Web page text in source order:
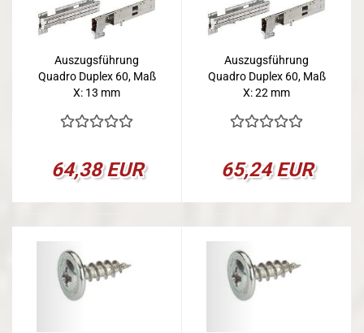
Auszugsführung
Quadro Duplex 60, Maß
X: 13 mm
64,38 EUR
Auszugsführung
Quadro Duplex 60, Maß
X: 22 mm
65,24 EUR